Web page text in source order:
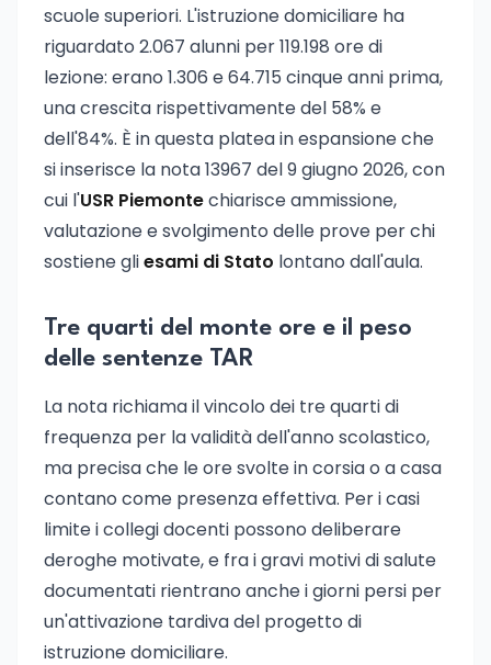
scuole superiori. L'istruzione domiciliare ha
riguardato 2.067 alunni per 119.198 ore di
lezione: erano 1.306 e 64.715 cinque anni prima,
una crescita rispettivamente del 58% e
dell'84%. È in questa platea in espansione che
si inserisce la nota 13967 del 9 giugno 2026, con
cui l'USR Piemontechiarisce ammissione,
valutazione e svolgimento delle prove per chi
sostiene gliesami di Stato lontano dall'aula.
Tre quarti del monte ore e il peso
delle sentenze TAR
La nota richiama il vincolo dei tre quarti di
frequenza per la validità dell'anno scolastico,
ma precisa che le ore svolte in corsia o a casa
contano come presenza effettiva. Per i casi
limite i collegi docenti possono deliberare
deroghe motivate, e fra i gravi motivi di salute
documentati rientrano anche i giorni persi per
un'attivazione tardiva del progetto di
istruzione domiciliare.